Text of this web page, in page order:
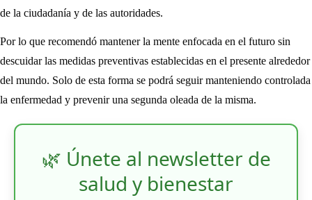
de la ciudadanía y de las autoridades.
Por lo que recomendó mantener la mente enfocada en el futuro sin
descuidar las medidas preventivas establecidas en el presente alrededor
del mundo. Solo de esta forma se podrá seguir manteniendo controlada
la enfermedad y prevenir una segunda oleada de la misma.
🌿 Únete al newsletter de
salud y bienestar